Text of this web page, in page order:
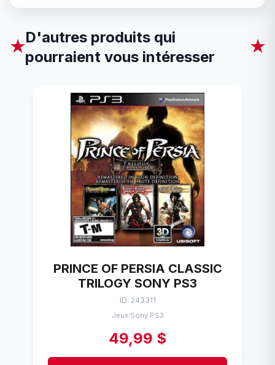
★
D'autres produits qui
pourraient vous intéresser
★
PRINCE OF PERSIA CLASSIC
TRILOGY SONY PS3
ID: 243311
Jeux/Sony PS3
49,99 $